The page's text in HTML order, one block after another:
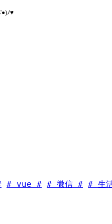
ﾉ♥
# vue # # 微信 # # 生